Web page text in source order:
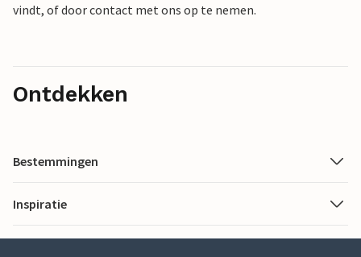
vindt, of door contact met ons op te nemen.
Ontdekken
Bestemmingen
Inspiratie